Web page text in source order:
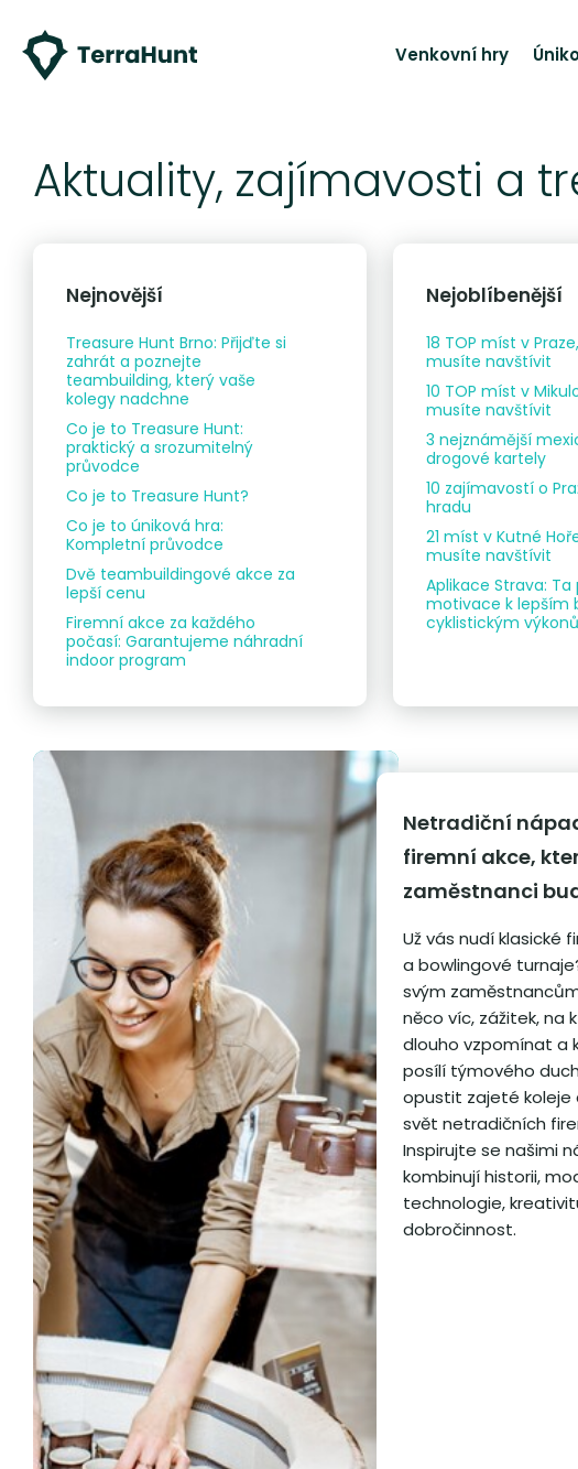
Venkovní hry
Aktuality, zajímavosti a
Nejnovější
Treasure Hunt Brno: Přijďte si
zahrát a poznejte
teambuilding, který vaše
kolegy nadchne
Co je to Treasure Hunt:
praktický a srozumitelný
průvodce
Co je to Treasure Hunt?
Co je to úniková hra:
Kompletní průvodce
Dvě teambuildingové akce za
lepší cenu
Firemní akce za každého
počasí: Garantujeme náhradní
indoor program
Nejoblíbenější
18 TOP míst v
musíte navštívit
10 TOP míst v
musíte navštívit
3 nejznámější
drogové kartely
10 zajímavostí o
hradu
21 míst v Kutné
musíte navštívit
Aplikace Strava: Ta
motivace k lepším
cyklistickým
Netradiční
firemní akce,
zaměstnanci
Už vás nudí klasické
a bowlingové
svým
něco víc, zážitek, na
dlouho vzpomínat a
posílí týmového
opustit zajeté koleje
svět netradičních
Inspirujte se našimi
kombinují historii,
technologie,
dobročinnost.